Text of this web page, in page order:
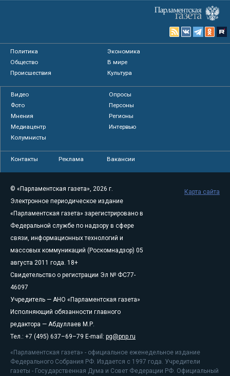
Политика
Экономика
Общество
В мире
Происшествия
Культура
Видео
Опросы
Фото
Персоны
Мнения
Регионы
Медиацентр
Интервью
Колумнисты
Контакты Реклама Вакансии
© «Парламентская газета», 2026 г.
Электронное периодическое издание
«Парламентская газета» зарегистрировано в
Федеральной службе по надзору в сфере
связи, информационных технологий и
массовых коммуникаций (Роскомнадзор) 05
августа 2011 года. 18+
Свидетельство о регистрации Эл № ФС77-
46097
Учредитель — АНО «Парламентская газета»
Исполняющий обязанности главного
редактора — Абдуллаев М.Р.
Тел.: +7 (495) 637–69–79 E-mail: pg@pnp.ru
«Парламентская газета» - официальное еженедельное издание
Федерального Собрания РФ. Издается с 1997 года. Учредители
газеты - Государственная Дума и Совет Федерации РФ. Официальный
Карта сайта